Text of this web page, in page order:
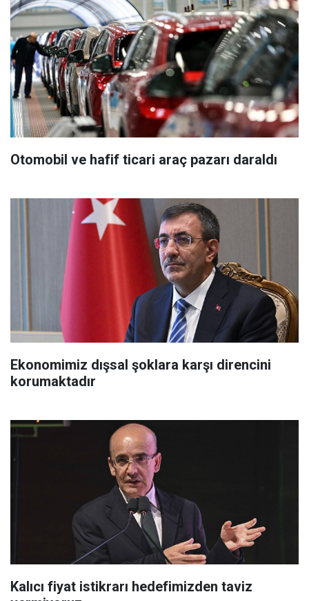
Otomobil ve hafif ticari araç pazarı daraldı
Ekonomimiz dışsal şoklara karşı direncini
korumaktadır
Kalıcı fiyat istikrarı hedefimizden taviz